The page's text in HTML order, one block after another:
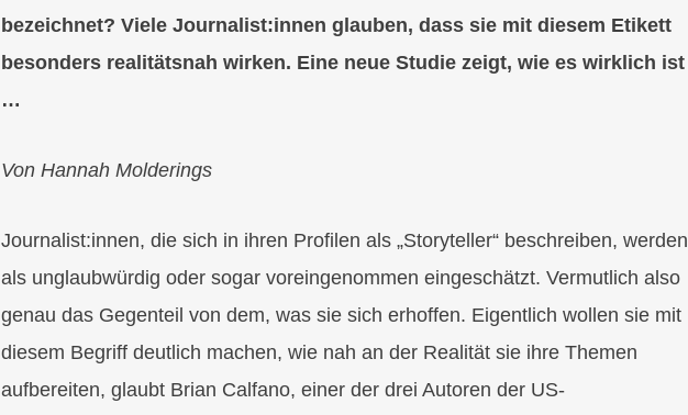
bezeichnet? Viele Journalist:innen glauben, dass sie mit diesem Etikett
besonders realitätsnah wirken. Eine neue Studie zeigt, wie es wirklich ist
…
Von Hannah Molderings
Journalist:innen, die sich in ihren Profilen als „Storyteller“ beschreiben, werden
als unglaubwürdig oder sogar voreingenommen eingeschätzt. Vermutlich also
genau das Gegenteil von dem, was sie sich erhoffen. Eigentlich wollen sie mit
diesem Begriff deutlich machen, wie nah an der Realität sie ihre Themen
aufbereiten, glaubt Brian Calfano, einer der drei Autoren der US-